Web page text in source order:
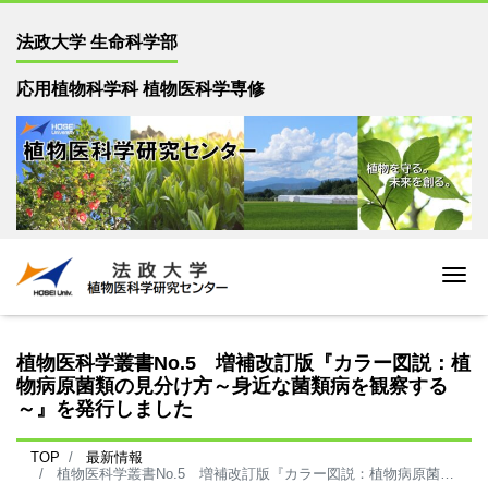
法政大学 生命科学部
応用植物科学科 植物医科学専修
植物医科学叢書No.5 増補改訂版『カラー図説：植
物病原菌類の見分け方～身近な菌類病を観察する
～』を発行しました
TOP
最新情報
植物医科学叢書No.5 増補改訂版『カラー図説：植物病原菌類の見分け方～身近な菌類病を観察する～』を発行しました